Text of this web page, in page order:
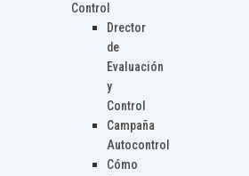
Control
Drector
de
Evaluación
y
Control
Campaña
Autocontrol
Cómo